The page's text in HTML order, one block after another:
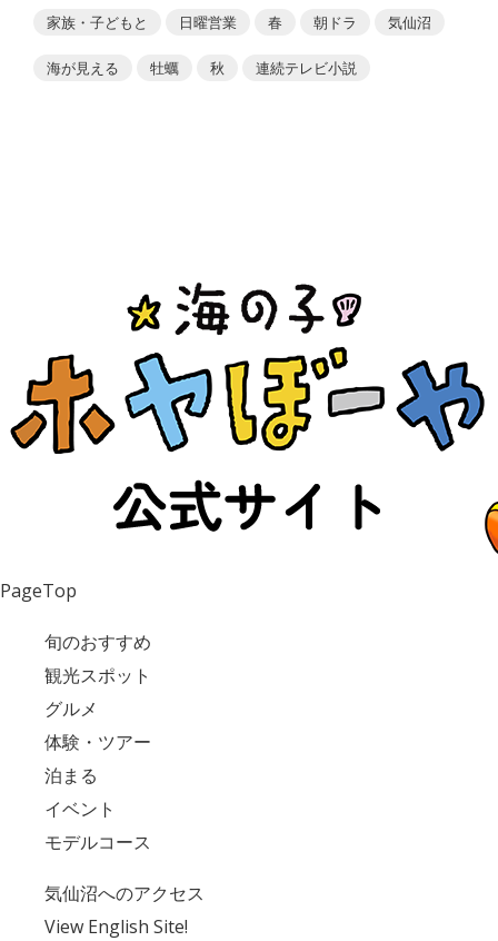
家族・子どもと 日曜営業 春 朝ドラ 気仙沼
海が見える 牡蠣 秋 連続テレビ小説
PageTop
旬のおすすめ
観光スポット
グルメ
体験・ツアー
泊まる
イベント
モデルコース
気仙沼へのアクセス
View English Site!